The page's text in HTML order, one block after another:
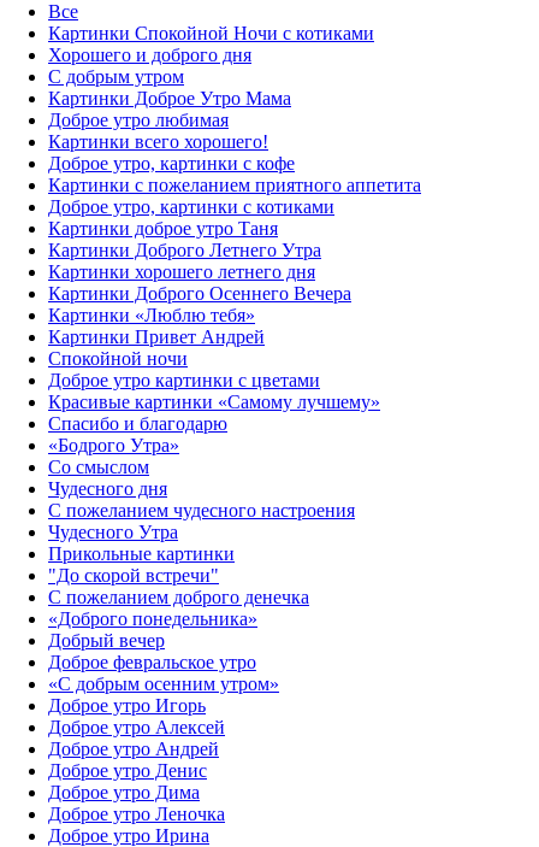
Все
Картинки Спокойной Ночи с котиками
Хорошего и доброго дня
С добрым утром
Картинки Доброе Утро Мама
Доброе утро любимая
Картинки всего хорошего!
Доброе утро, картинки с кофе
Картинки с пожеланием приятного аппетита
Доброе утро, картинки с котиками
Картинки доброе утро Таня
Картинки Доброго Летнего Утра
Картинки хорошего летнего дня
Картинки Доброго Осеннего Вечера
Картинки «Люблю тебя»
Картинки Привет Андрей
Спокойной ночи
Доброе утро картинки с цветами
Красивые картинки «Самому лучшему»
Спасибо и благодарю
«‎Бодрого Утра»‎
Со смыслом
Чудесного дня
С пожеланием чудесного настроения
Чудесного Утра
Прикольные картинки
"До скорой встречи"
С пожеланием доброго денечка
«Доброго понедельника»‎
Добрый вечер
Доброе февральское утро
«С добрым осенним утром»‎
Доброе утро Игорь
Доброе утро Алексей
Доброе утро Андрей
Доброе утро Денис
Доброе утро Дима
Доброе утро Леночка
Доброе утро Ирина